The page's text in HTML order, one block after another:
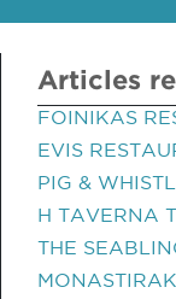
Articles
FOINIKAS
EVIS
PIG &
H TAVERNA
THE